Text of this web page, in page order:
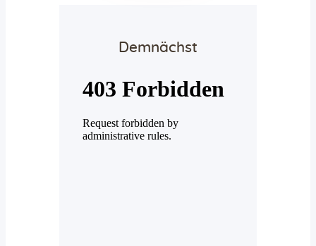
Demnächst